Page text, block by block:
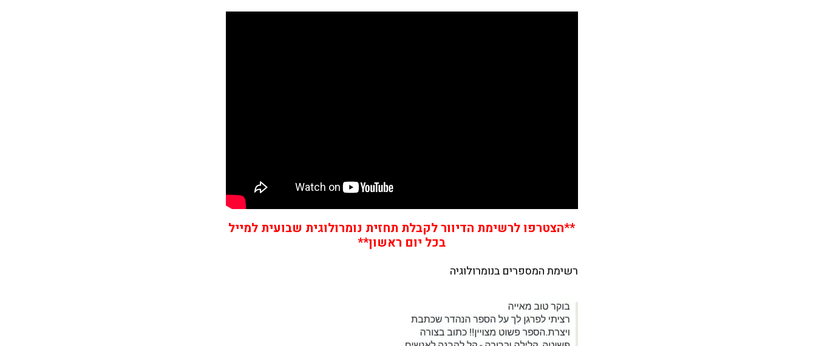
**הצטרפו לרשימת הדיוור לקבלת תחזית נומרולוגית שבועית למייל
בכל יום ראשון**
רשימת המספרים בנומרולוגיה